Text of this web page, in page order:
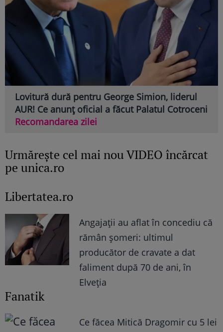
Lovitură dură pentru George Simion, liderul
AUR! Ce anunț oficial a făcut Palatul Cotroceni
Recomandarea zilei
Urmăreşte cel mai nou VIDEO încărcat
pe unica.ro
Libertatea.ro
Angajații au aflat în concediu că
rămân șomeri: ultimul
producător de cravate a dat
faliment după 70 de ani, în
Elveția
Fanatik
Ce făcea Mitică Dragomir cu 5 lei